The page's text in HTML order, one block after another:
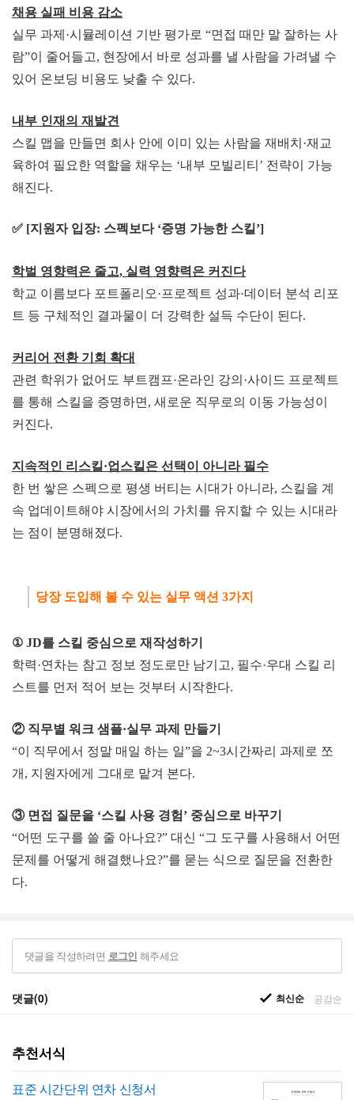
채용 실패 비 용 감소
실무 과제·시뮬레이션 기반 평가로 “면접 때만 말 잘하는 사
람”이 줄어들고, 현장에서 바로 성과를 낼 사람을 가려낼 수
있어 온보딩 비용도 낮출 수 있다.
내부 인재 의 재 발견
스킬 맵을 만들면 회사 안에 이미 있는 사람을 재배치·재교
육하여 필요한 역할을 채우는 ‘내부 모빌리티’ 전략이 가능
해진다.
✅ [지원자 입장: 스펙보다 ‘증명 가능한 스킬’]
학벌 영향력은 줄고, 실력 영향력은 커진다
학교 이름보다 포트폴리오·프로젝트 성과·데이터 분석 리포
트 등 구체적인 결과물이 더 강력한 설득 수단이 된다.
커리어 전환 기 회 확대
관련 학위가 없어도 부트캠프·온라인 강의·사이드 프로젝트
를 통해 스킬을 증명하면, 새로운 직무로의 이동 가능성이
커진다.
지속적인 리스킬·업스킬은 선 택이 아니라 필수
한 번 쌓은 스펙으로 평생 버티는 시대가 아니라, 스킬을 계
속 업데이트해야 시장에서의 가치를 유지할 수 있는 시대라
는 점이 분명해졌다.
당장 도입해 볼 수 있는 실 무 액션 3가지
① JD를 스킬 중심으로 재작성하기
학력·연차는 참고 정보 정도로만 남기고, 필수·우대 스킬 리
스트를 먼저 적어 보는 것부터 시작한다.
② 직무별 워크 샘플·실무 과제 만들기
“이 직무에서 정말 매일 하는 일”을 2~3시간짜리 과제로 쪼
개, 지원자에게 그대로 맡겨 본다.
③ 면접 질문을 ‘스킬 사용 경험’ 중심으로 바꾸기
“어떤 도구를 쓸 줄 아나요?” 대신 “그 도구를 사용해서 어떤
문제를 어떻게 해결했나요?”를 묻는 식으로 질문을 전환한
다.
댓글을 작성하려면 로그인 해주세요
댓글(0) 최신순 공감순
추천서식
표준 시간단위 연차 신청서